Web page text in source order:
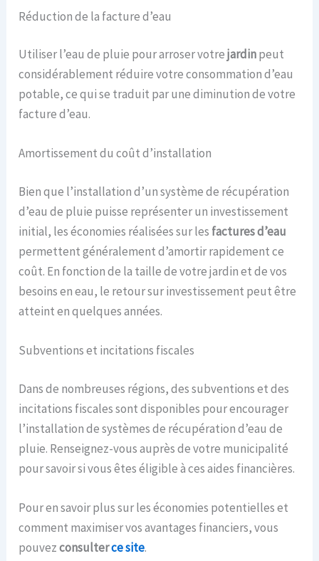
Réduction de la facture d’eau
Utiliser l’eau de pluie pour arroser votrejardinpeut
considérablement réduire votre consommation d’eau
potable, ce qui se traduit par une diminution de votre
facture d’eau.
Amortissement du coût d’installation
Bien que l’installation d’un système de récupération
d’eau de pluie puisse représenter un investissement
initial, les économies réalisées sur les factures d’eau
permettent généralement d’amortir rapidement ce
coût. En fonction de la taille de votre jardin et de vos
besoins en eau, le retour sur investissement peut être
atteint en quelques années.
Subventions et incitations fiscales
Dans de nombreuses régions, des subventions et des
incitations fiscales sont disponibles pour encourager
l’installation de systèmes de récupération d’eau de
pluie. Renseignez-vous auprès de votre municipalité
pour savoir si vous êtes éligible à ces aides financières.
Pour en savoir plus sur les économies potentielles et
comment maximiser vos avantages financiers, vous
pouvezconsulterce site.